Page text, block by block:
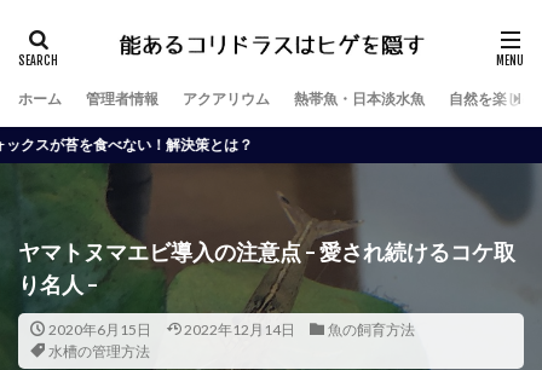
ホーム 管理者情報 アクアリウム 熱帯魚・日本淡水魚 自然を楽しむ
い！解決策とは？
ヤマトヌマエビ導入の注意点 – 愛され続けるコケ取
り名人 –
2020年6月15日 2022年12月14日
魚の飼育方法
水槽の管理方法